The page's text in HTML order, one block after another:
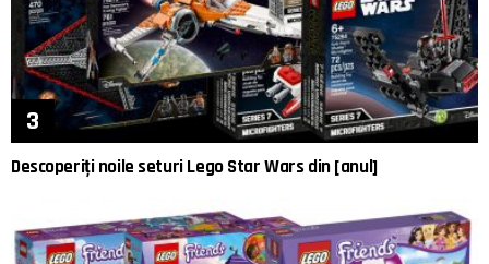
Descoperiți noile seturi Lego Star Wars din [anul]